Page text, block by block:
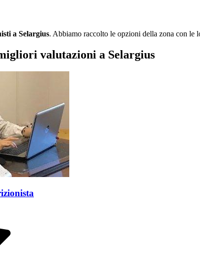
a Selargius. Abbiamo raccolto le opzioni della zona con le
valutazioni a Selargius